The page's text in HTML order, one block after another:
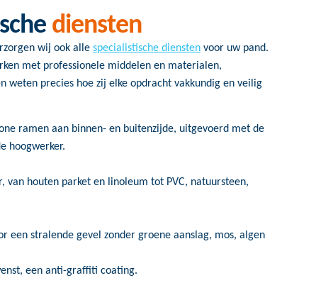
diensten
wij ook alle specialistische diensten voor uw pand.
met professionele middelen en materialen,
weten precies hoe zij elke opdracht vakkundig en veilig
ramen aan binnen- en buitenzijde, uitgevoerd met de
hoogwerker.
van houten parket en linoleum tot PVC, natuursteen,
een stralende gevel zonder groene aanslag, mos, algen
een anti-graffiti coating.